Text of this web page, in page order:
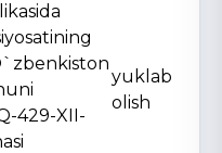
429-XII-
yuklab
olish